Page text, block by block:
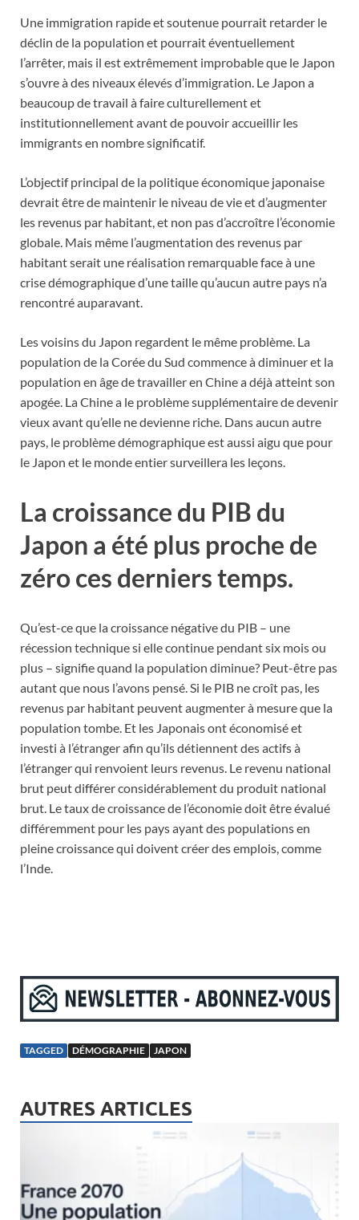
Une immigration rapide et soutenue pourrait retarder le
déclin de la population et pourrait éventuellement
l’arrêter, mais il est extrêmement improbable que le Japon
s’ouvre à des niveaux élevés d’immigration. Le Japon a
beaucoup de travail à faire culturellement et
institutionnellement avant de pouvoir accueillir les
immigrants en nombre significatif.
L’objectif principal de la politique économique japonaise
devrait être de maintenir le niveau de vie et d’augmenter
les revenus par habitant, et non pas d’accroître l’économie
globale. Mais même l’augmentation des revenus par
habitant serait une réalisation remarquable face à une
crise démographique d’une taille qu’aucun autre pays n’a
rencontré auparavant.
Les voisins du Japon regardent le même problème. La
population de la Corée du Sud commence à diminuer et la
population en âge de travailler en Chine a déjà atteint son
apogée. La Chine a le problème supplémentaire de devenir
vieux avant qu’elle ne devienne riche. Dans aucun autre
pays, le problème démographique est aussi aigu que pour
le Japon et le monde entier surveillera les leçons.
La croissance du PIB du
Japon a été plus proche de
zéro ces derniers temps.
Qu’est-ce que la croissance négative du PIB – une
récession technique si elle continue pendant six mois ou
plus – signifie quand la population diminue? Peut-être pas
autant que nous l’avons pensé. Si le PIB ne croît pas, les
revenus par habitant peuvent augmenter à mesure que la
population tombe. Et les Japonais ont économisé et
investi à l’étranger afin qu’ils détiennent des actifs à
l’étranger qui renvoient leurs revenus. Le revenu national
brut peut différer considérablement du produit national
brut. Le taux de croissance de l’économie doit être évalué
différemment pour les pays ayant des populations en
pleine croissance qui doivent créer des emplois, comme
l’Inde.
TAGGED DÉMOGRAPHIE JAPON
AUTRES ARTICLES